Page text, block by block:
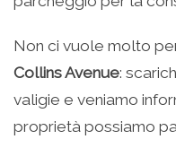
Non ci vuole molto
Collins Avenue:
valigie e veniamo
proprietà possiamo